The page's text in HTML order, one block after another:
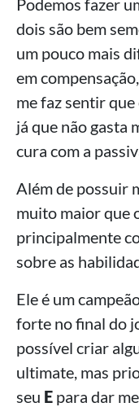
dois são bem
um pouco mais
em
me faz sentir que
já que não gasta
cura com a
Além de possuir
muito maior que
principalmente
sobre as
Ele é um
forte no final do
possível criar
ultimate, mas
seu E para dar